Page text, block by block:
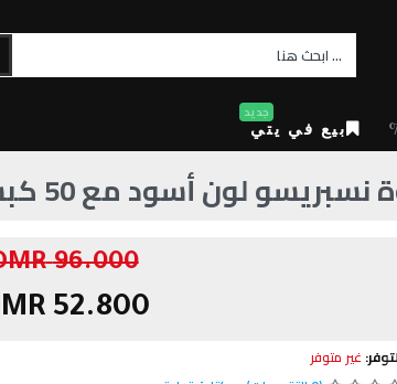
بيع في يتي
جديد
مع 50 كبسولة قهوة 0.7 لتر 1255 وات
غير متوفر
52.800 OMR
96.000 OMR